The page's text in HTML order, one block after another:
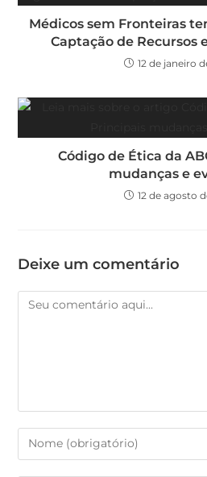
Médicos sem Fronteiras
Captação de Recursos
12 de janeiro
Código de Ética da
mudanças e
12 de agosto
Deixe um comentário